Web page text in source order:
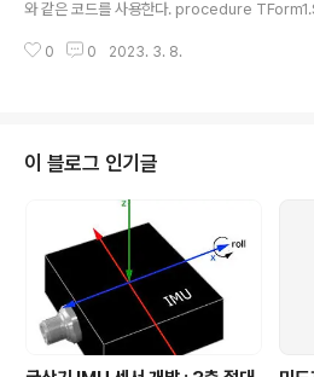
와 같은 코드를 사용한다. procedure
ger; Rect: TRect; State: TGridDrawState);
Create font Font := TFont.Create;
Font.Name := 'Arial'; if AR..
0 0 2023. 3. 8.
이 블로그 인기글